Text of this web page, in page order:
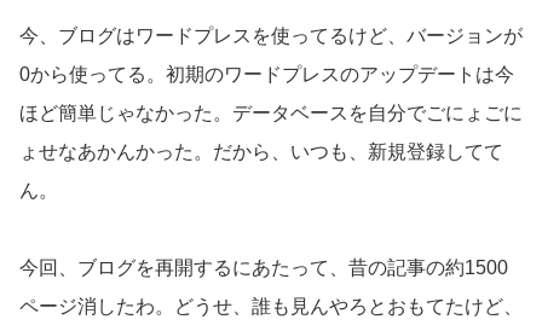
今、ブログはワードプレスを使ってるけど、バージョンが
0から使ってる。初期のワードプレスのアップデートは今
ほど簡単じゃなかった。データベースを自分でごにょごに
ょせなあかんかった。だから、いつも、新規登録してて
ん。
今回、ブログを再開するにあたって、昔の記事の約1500
ページ消したわ。どうせ、誰も見んやろとおもてたけど、